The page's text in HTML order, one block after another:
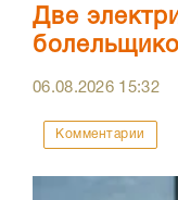
Две
06.08.2026 15:32
Комментарии